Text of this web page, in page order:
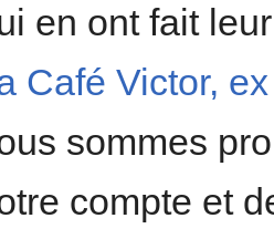
en ont fait
Café Victor,
sommes
compte et